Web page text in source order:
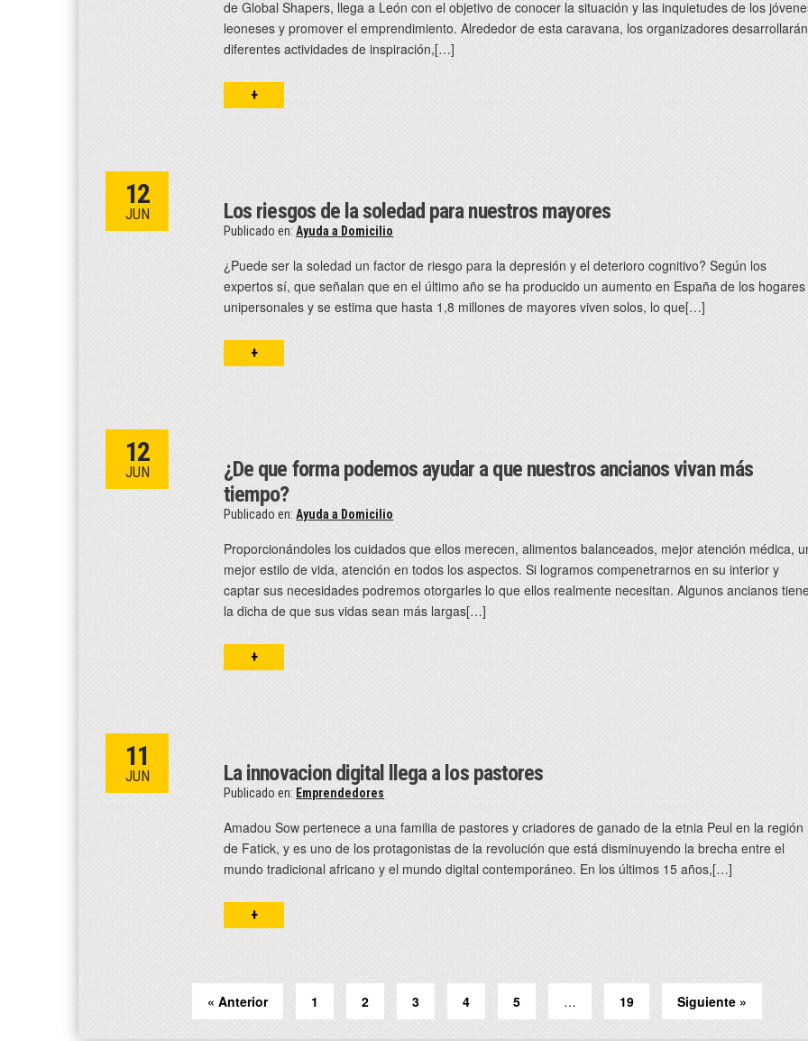
de Global Shapers, llega a León con el objetivo de conocer la situación y las inquietudes de los
leoneses y promover el emprendimiento. Alrededor de esta caravana, los organizadores desarrollarán
diferentes actividades de inspiración,[…]
+
12
JUN Los riesgos de la soledad para nuestros mayores
Publicado en:Ayuda a Domicilio
¿Puede ser la soledad un factor de riesgo para la depresión y el deterioro cognitivo? Según los
expertos sí, que señalan que en el último año se ha producido un aumento en España de los hogares
unipersonales y se estima que hasta 1,8 millones de mayores viven solos, lo que[…]
+
12
JUN
¿De que forma podemos ayudar a que nuestros ancianos vivan más
tiempo?
Publicado en:Ayuda a Domicilio
Proporcionándoles los cuidados que ellos merecen, alimentos balanceados, mejor atención médica,
mejor estilo de vida, atención en todos los aspectos. Si logramos compenetrarnos en su interior y
captar sus necesidades podremos otorgarles lo que ellos realmente necesitan. Algunos ancianos
la dicha de que sus vidas sean más largas[…]
+
11
JUN La innovacion digital llega a los pastores
Publicado en: Emprendedores
Amadou Sow pertenece a una familia de pastores y criadores de ganado de la etnia Peul en la región
de Fatick, y es uno de los protagonistas de la revolución que está disminuyendo la brecha entre el
mundo tradicional africano y el mundo digital contemporáneo. En los últimos 15 años,[…]
+
« Anterior 1 2 3 4 5 … 19 Siguiente »